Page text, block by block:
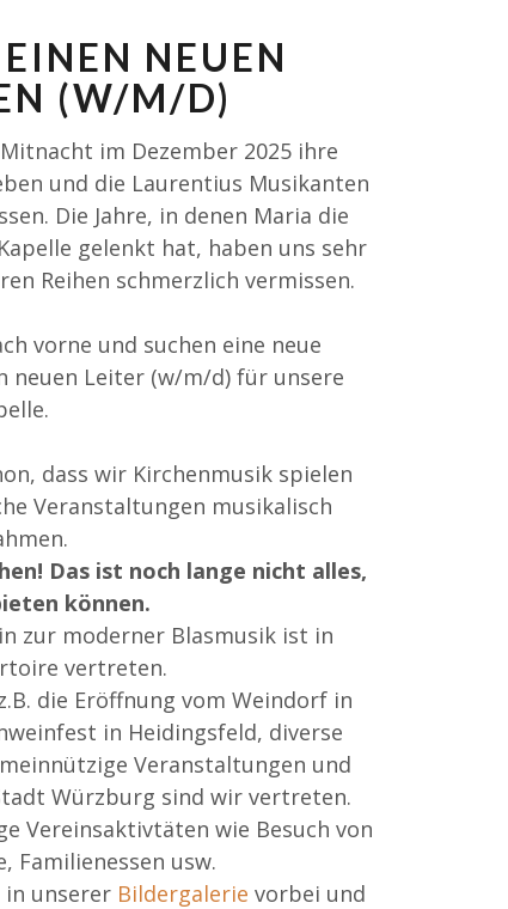
NEUEN
(W/M/D)
im Dezember 2025 ihre
und die Laurentius Musikanten
Die Jahre, in denen Maria die
gelenkt hat, haben uns sehr
Reihen schmerzlich vermissen.
vorne und suchen eine neue
neuen Leiter (w/m/d) für unsere
dass wir Kirchenmusik spielen
Veranstaltungen musikalisch
Das ist noch lange nicht alles,
können.
zur moderner Blasmusik ist in
vertreten.
die Eröffnung vom Weindorf in
in Heidingsfeld, diverse
Veranstaltungen und
Würzburg sind wir vertreten.
Vereinsaktivtäten wie Besuch von
Familienessen usw.
in unserer Bildergalerie vorbei und